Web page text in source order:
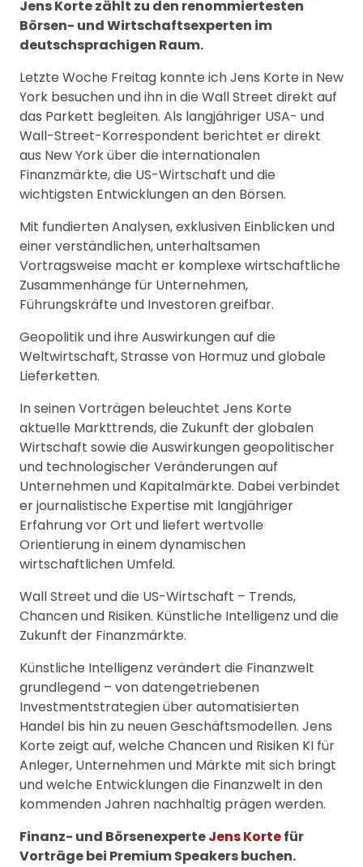
Jens Korte zählt zu den renommiertesten
Börsen- und Wirtschaftsexperten im
deutschsprachigen Raum.
Letzte Woche Freitag konnte ich Jens Korte in New
York besuchen und ihn in die Wall Street direkt auf
das Parkett begleiten. Als langjähriger USA- und
Wall-Street-Korrespondent berichtet er direkt
aus New York über die internationalen
Finanzmärkte, die US-Wirtschaft und die
wichtigsten Entwicklungen an den Börsen.
Mit fundierten Analysen, exklusiven Einblicken und
einer verständlichen, unterhaltsamen
Vortragsweise macht er komplexe wirtschaftliche
Zusammenhänge für Unternehmen,
Führungskräfte und Investoren greifbar.
Geopolitik und ihre Auswirkungen auf die
Weltwirtschaft, Strasse von Hormuz und globale
Lieferketten.
In seinen Vorträgen beleuchtet Jens Korte
aktuelle Markttrends, die Zukunft der globalen
Wirtschaft sowie die Auswirkungen geopolitischer
und technologischer Veränderungen auf
Unternehmen und Kapitalmärkte. Dabei verbindet
er journalistische Expertise mit langjähriger
Erfahrung vor Ort und liefert wertvolle
Orientierung in einem dynamischen
wirtschaftlichen Umfeld.
Wall Street und die US-Wirtschaft – Trends,
Chancen und Risiken. Künstliche Intelligenz und die
Zukunft der Finanzmärkte.
Künstliche Intelligenz verändert die Finanzwelt
grundlegend – von datengetriebenen
Investmentstrategien über automatisierten
Handel bis hin zu neuen Geschäftsmodellen. Jens
Korte zeigt auf, welche Chancen und Risiken KI für
Anleger, Unternehmen und Märkte mit sich bringt
und welche Entwicklungen die Finanzwelt in den
kommenden Jahren nachhaltig prägen werden.
Finanz- und BörsenexperteJens Kortefür
Vorträge bei Premium Speakers buchen.